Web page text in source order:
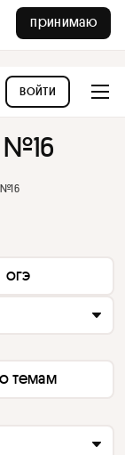
принимаю
войти
№16
№16
огэ
темам